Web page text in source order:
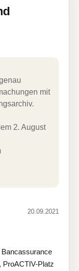
mit
2. August
20.09.2021
ProACTIV-Platz